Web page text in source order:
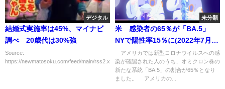
デジタル
結婚式実施率は45%、マイナビ
調べ 20歳代は30%強
Source:
https://newmatosoku.com/feed/main/rss2.xml...
未分類
米 感染者の65％が「BA.5」
NYで陽性率15％に(2022年7月14
日)
アメリカでは新型コロナウイルスへの感
染が確認された人のうち、オミクロン株の
新たな系統「BA.5」の割合が65％となり
ました。 アメリカの...